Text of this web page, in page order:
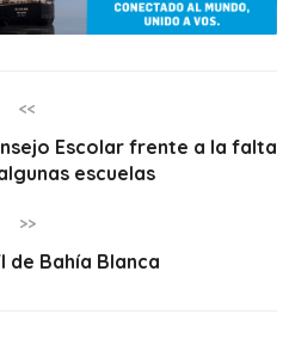
<<
Escolar frente a la falta
escuelas
>>
de Bahía Blanca